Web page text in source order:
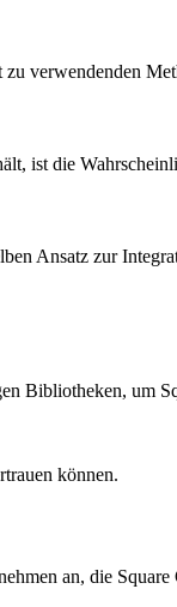
verwendenden
ist die
Ansatz zur
Bibliotheken, um
können.
an, die